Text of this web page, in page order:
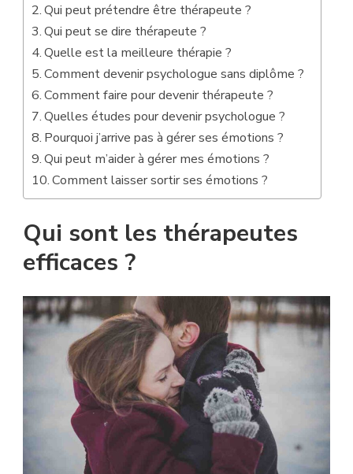
Qui peut prétendre être thérapeute ?
Qui peut se dire thérapeute ?
Quelle est la meilleure thérapie ?
Comment devenir psychologue sans diplôme ?
Comment faire pour devenir thérapeute ?
Quelles études pour devenir psychologue ?
Pourquoi j’arrive pas à gérer ses émotions ?
Qui peut m’aider à gérer mes émotions ?
Comment laisser sortir ses émotions ?
Qui sont les thérapeutes
efficaces ?